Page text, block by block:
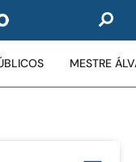
MESTRE